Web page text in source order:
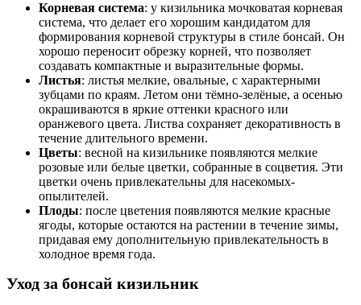
Корневая система: у кизильника мочковатая корневая
система, что делает его хорошим кандидатом для
формирования корневой структуры в стиле бонсай. Он
хорошо переносит обрезку корней, что позволяет
создавать компактные и выразительные формы.
Листья: листья мелкие, овальные, с характерными
зубцами по краям. Летом они тёмно-зелёные, а осенью
окрашиваются в яркие оттенки красного или
оранжевого цвета. Листва сохраняет декоративность в
течение длительного времени.
Цветы: весной на кизильнике появляются мелкие
розовые или белые цветки, собранные в соцветия. Эти
цветки очень привлекательны для насекомых-
опылителей.
Плоды: после цветения появляются мелкие красные
ягоды, которые остаются на растении в течение зимы,
придавая ему дополнительную привлекательность в
холодное время года.
Уход за бонсай кизильник